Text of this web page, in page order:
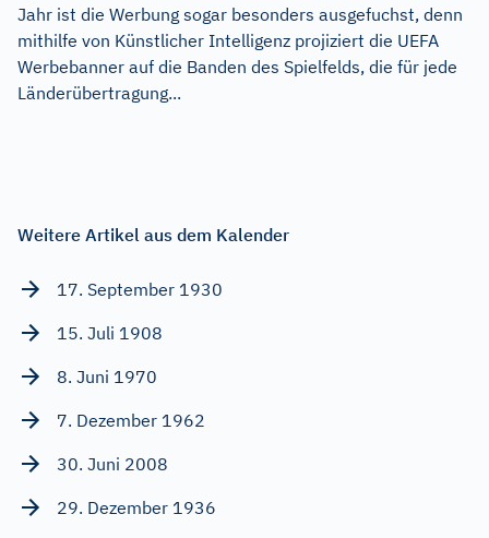
Jahr ist die Werbung sogar besonders ausgefuchst, denn
mithilfe von Künstlicher Intelligenz projiziert die UEFA
Werbebanner auf die Banden des Spielfelds, die für jede
Länderübertragung...
Weitere Artikel aus dem Kalender
17. September 1930
15. Juli 1908
8. Juni 1970
7. Dezember 1962
30. Juni 2008
29. Dezember 1936